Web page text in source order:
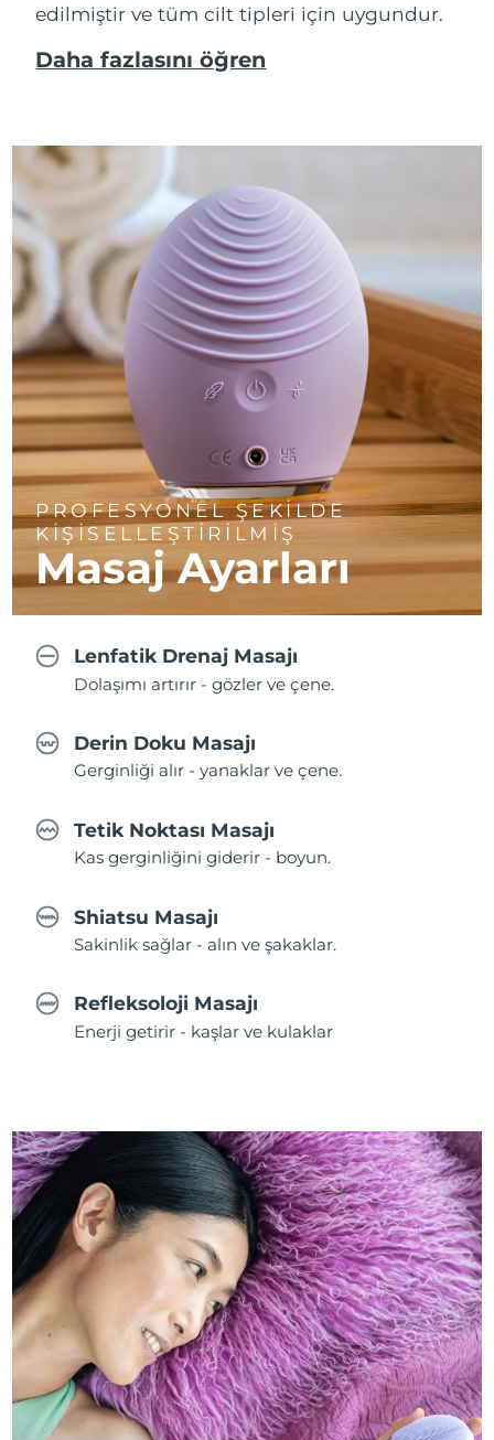
edilmiştir ve tüm cilt tipleri için uygundur.
Daha fazlasını öğren
PROFESYONEL ŞEKİLDE
KİŞİSELLEŞTİRİLMİŞ
Masaj Ayarları
Lenfatik Drenaj Masajı
Dolaşımı artırır - gözler ve çene.
Derin Doku Masajı
Gerginliği alır - yanaklar ve çene.
Tetik Noktası Masajı
Kas gerginliğini giderir - boyun.
Shiatsu Masajı
Sakinlik sağlar - alın ve şakaklar.
Refleksoloji Masajı
Enerji getirir - kaşlar ve kulaklar